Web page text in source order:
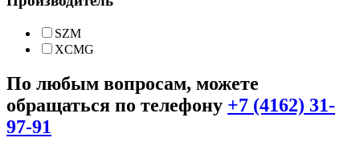
SZM
XCMG
По любым вопросам, можете
обращаться по телефону +7 (4162) 31-
97-91